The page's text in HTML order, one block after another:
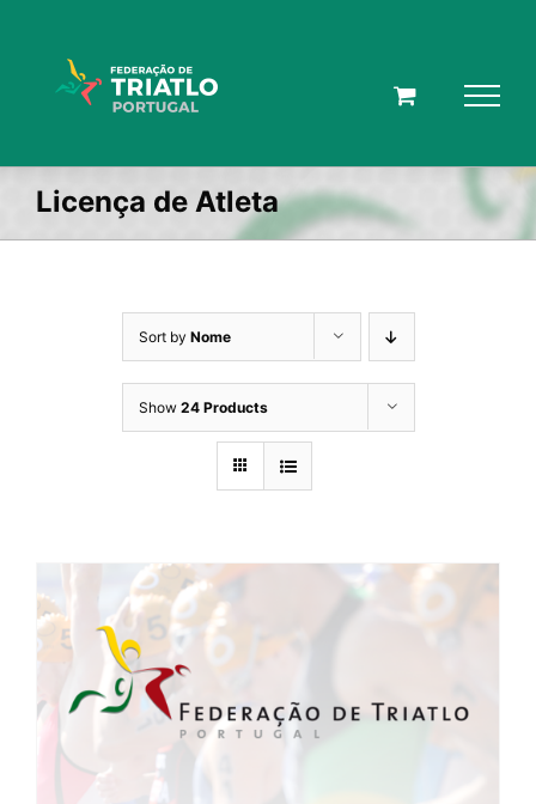
Licença de Atleta
Sort by Nome
Show 24 Products